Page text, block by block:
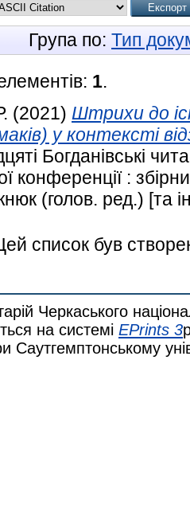
Група по: Тип
1.
(2021) Штрихи до
у контексті
Богданівські
конференції :
(голов. ред.) [та
список був
Черкаського
на системі EPrints 3
Саутгемптонському